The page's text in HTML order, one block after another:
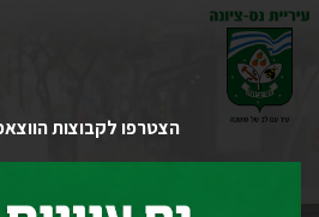
הצטרפו לקבוצות